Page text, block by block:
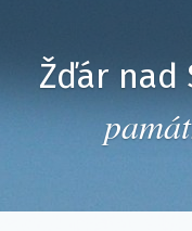
Žďár nad